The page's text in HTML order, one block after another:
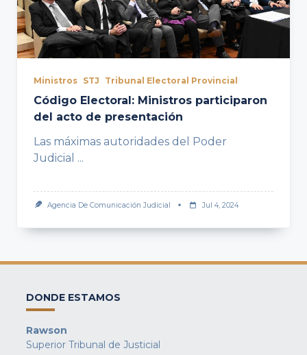
Ministros STJ Tribunal Electoral Provincial
Código Electoral: Ministros participaron
del acto de presentación
Las máximas autoridades del Poder
Judicial ...
Agencia De Comunicación Judicial Jul 4, 2024
DONDE ESTAMOS
Rawson
Superior Tribunal de Justicial